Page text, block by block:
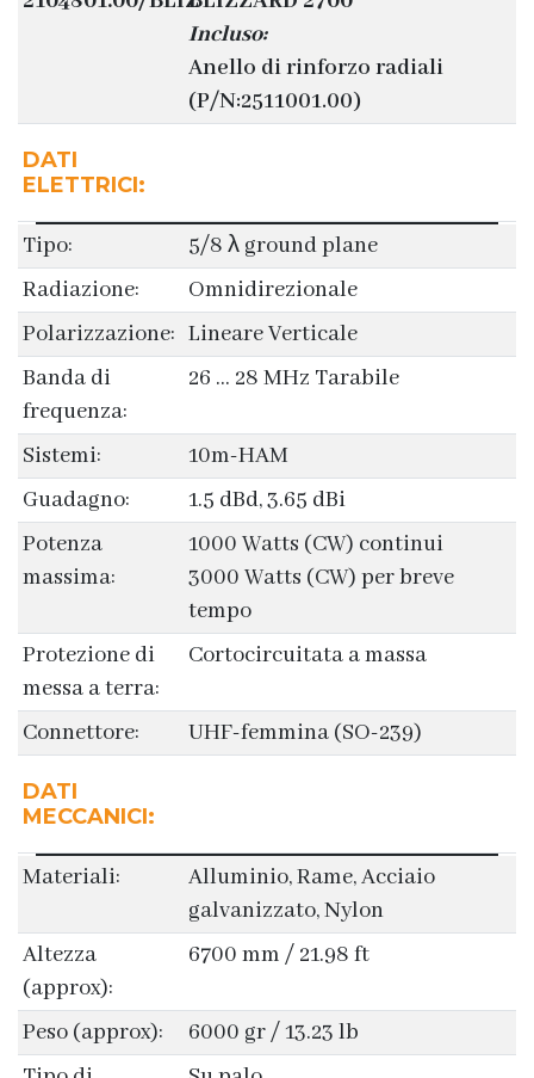
Incluso:
Anello di rinforzo radiali
(P/N:2511001.00)
DATI
ELETTRICI:
Tipo:
5/8 λ ground plane
Radiazione:
Omnidirezionale
Polarizzazione: Lineare Verticale
Banda di
frequenza:
26 ... 28 MHz Tarabile
Sistemi:
10m-HAM
Guadagno:
1.5 dBd, 3.65 dBi
Potenza
massima:
1000 Watts (CW) continui
3000 Watts (CW) per breve
tempo
Protezione di
messa a terra:
Cortocircuitata a massa
Connettore: UHF-femmina (SO-239)
DATI
MECCANICI:
Materiali:
Alluminio, Rame, Acciaio
galvanizzato, Nylon
Altezza
(approx):
6700 mm / 21.98 ft
Peso (approx):
6000 gr / 13.23 lb